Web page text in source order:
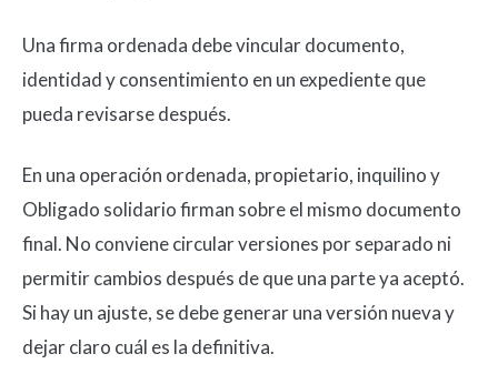
Una firma ordenada debe vincular documento,
identidad y consentimiento en un expediente que
pueda revisarse después.
En una operación ordenada, propietario, inquilino y
Obligado solidario firman sobre el mismo documento
final. No conviene circular versiones por separado ni
permitir cambios después de que una parte ya aceptó.
Si hay un ajuste, se debe generar una versión nueva y
dejar claro cuál es la definitiva.